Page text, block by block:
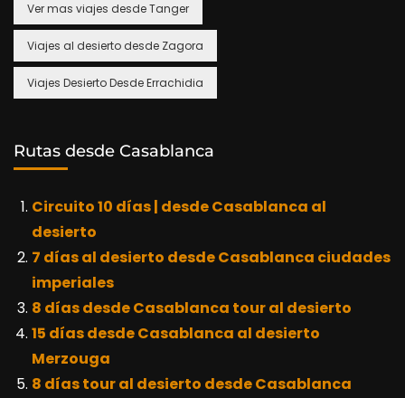
Ver mas viajes desde Tanger
Viajes al desierto desde Zagora
Viajes Desierto Desde Errachidia
Rutas desde Casablanca
Circuito 10 días | desde Casablanca al
desierto
7 días al desierto desde Casablanca ciudades
imperiales
8 días desde Casablanca tour al desierto
15 días desde Casablanca al desierto
Merzouga
8 días tour al desierto desde Casablanca